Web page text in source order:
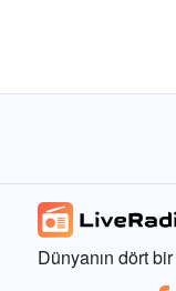
Dünyanın dört